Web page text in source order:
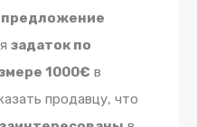
предложение
задаток по
1000€ в
продавцу, что